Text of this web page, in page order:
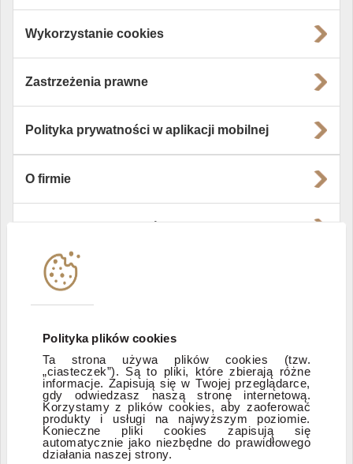
Polityka plików cookies
Ta strona używa plików cookies (tzw.
„ciasteczek”). Są to pliki, które zbierają różne
informacje. Zapisują się w Twojej przeglądarce,
gdy odwiedzasz naszą stronę internetową.
Korzystamy z plików cookies, aby zaoferować
produkty i usługi na najwyższym poziomie.
Konieczne pliki cookies zapisują się
automatycznie jako niezbędne do prawidłowego
działania naszej strony.
Wykorzystanie cookies
Zastrzeżenia prawne
Polityka prywatności w aplikacji mobilnej
O firmie
Instytucje współpracujące
Zastrzeżenia prawne
ESG